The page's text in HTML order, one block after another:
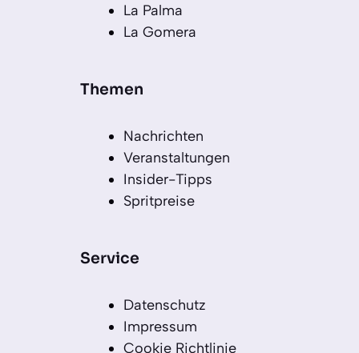
La Palma
La Gomera
Themen
Nachrichten
Veranstaltungen
Insider-Tipps
Spritpreise
Service
Datenschutz
Impressum
Cookie Richtlinie